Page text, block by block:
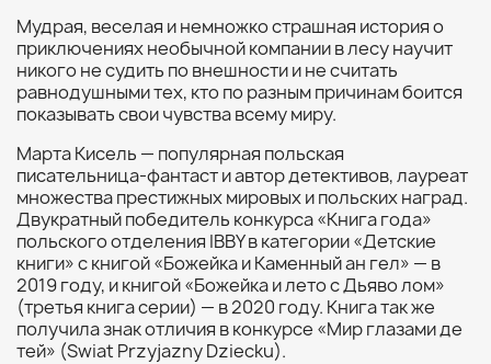
Мудрая, веселая и немножко страшная история о
приключениях необычной компании в лесу научит
никого не судить по внешности и не считать
равнодушными тех, кто по разным причинам боится
показывать свои чувства всему миру.
Марта Кисель — популярная польская
писательница-фантаст и автор детективов, лауреат
множества престижных мировых и польских наград.
Двукратный победитель конкурса «Книга года»
польского отделения IBBY в категории «Детские
книги» с книгой «Божейка и Каменный ан гел» — в
2019 году, и книгой «Божейка и лето с Дьяво лом»
(третья книга серии) — в 2020 году. Книга так же
получила знак отличия в конкурсе «Мир глазами де
тей» (Swiat Przyjazny Dziecku).